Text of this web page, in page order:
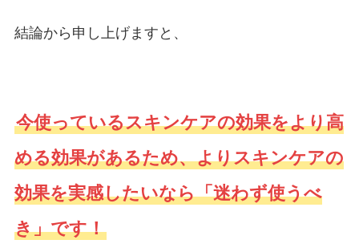
結論から申し上げますと、
今使っているスキンケアの効果をより高
める効果があるため、よりスキンケアの
効果を実感したいなら「迷わず使うべ
き」です！